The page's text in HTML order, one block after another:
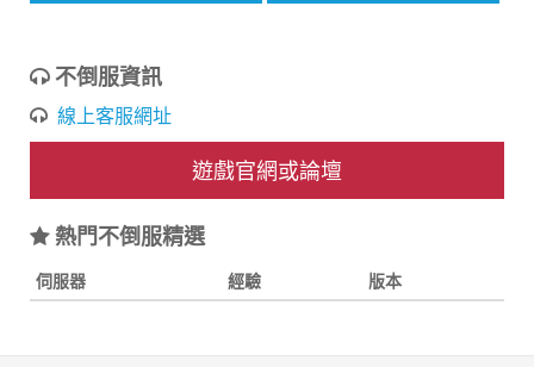
不倒服資訊
線上客服網址
遊戲官網或論壇
熱門不倒服精選
伺服器 經驗 版本